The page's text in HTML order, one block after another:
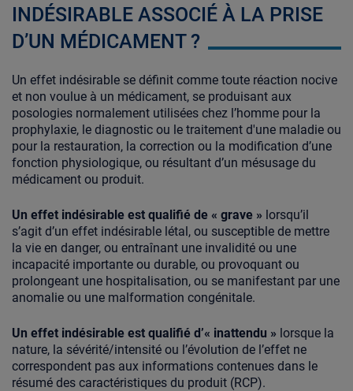
INDÉSIRABLE ASSOCIÉ À LA PRISE
D’UN MÉDICAMENT ?
Un effet indésirable se définit comme toute réaction nocive
et non voulue à un médicament, se produisant aux
posologies normalement utilisées chez l’homme pour la
prophylaxie, le diagnostic ou le traitement d'une maladie ou
pour la restauration, la correction ou la modification d’une
fonction physiologique, ou résultant d’un mésusage du
médicament ou produit.
Un effet indésirable est qualifié de « grave » lorsqu’il
s’agit d’un effet indésirable létal, ou susceptible de mettre
la vie en danger, ou entraînant une invalidité ou une
incapacité importante ou durable, ou provoquant ou
prolongeant une hospitalisation, ou se manifestant par une
anomalie ou une malformation congénitale.
Un effet indésirable est qualifié d’« inattendu » lorsque la
nature, la sévérité/intensité ou l’évolution de l’effet ne
correspondent pas aux informations contenues dans le
résumé des caractéristiques du produit (RCP).